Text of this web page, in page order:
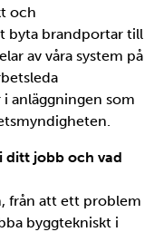
och
byta brandportar till
av våra system på
anläggningen som
ditt jobb och vad
från att ett problem
byggtekniskt i